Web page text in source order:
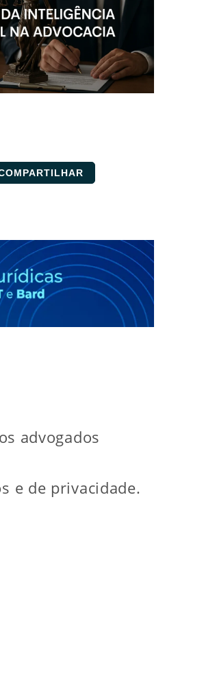
advogados
e de privacidade.